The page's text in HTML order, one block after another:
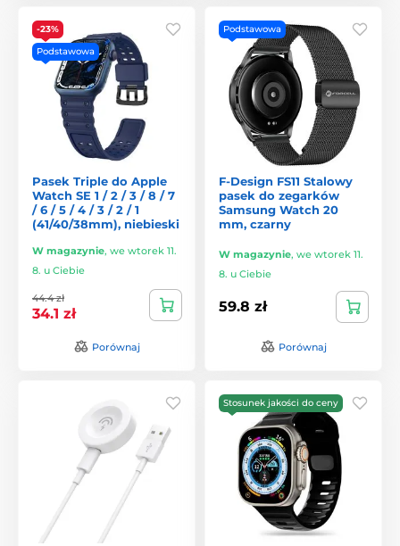
-23%
Podstawowa
Pasek Triple do Apple
Watch SE 1 / 2 / 3 / 8 / 7
/ 6 / 5 / 4 / 3 / 2 / 1
(41/40/38mm), niebieski
W magazynie, we wtorek 11.
8. u Ciebie
44.4 zł
34.1 zł
Porównaj
Podstawowa
F-Design FS11 Stalowy
pasek do zegarków
Samsung Watch 20
mm, czarny
W magazynie, we wtorek 11.
8. u Ciebie
59.8 zł
Porównaj
Stosunek jakości do ceny